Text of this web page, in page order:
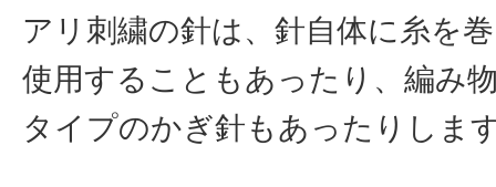
アリ刺繍の針は、針自体に糸を
使用することもあったり、編み
タイプのかぎ針もあったりしま